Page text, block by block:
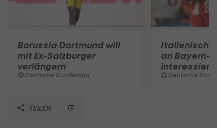
Borussia Dortmund will
mit Ex-Salzburger
verlängern
Deutsche Bundesliga
Italienische
an Bayern-
interessiert
Deutsche
TEILEN